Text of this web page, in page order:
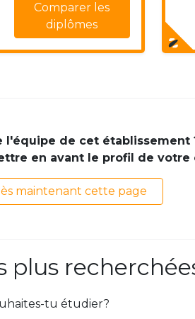
Comparer les
diplômes
l'équipe de cet établissement
en avant le profil de votre
maintenant cette page
plus
tu étudier?